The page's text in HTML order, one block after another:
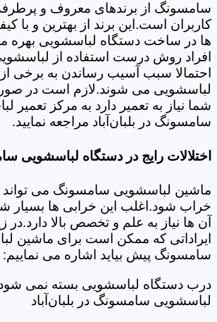
سامسونگ از برندهای معروف و
کاربران است.این برند از بهترین و با
ها در ساخت دستگاه لباسشویی بهره
افراد روش درست استفاده از لباسشویی
احتمالا سبب آسیب رساندن به برخی
لباسشویی می شوند.لازم است در
شما نیاز به تعمیر دارد به مرکز تعمیر
سامسونگ در بلبان‌آباد مراجعه نمایید.
اختلالات رایج در دستگاه لباسشویی
ماشین لباسشویی سامسونگ می تواند
خراب شود.اغلب این خرابی ها بسیار
آن ها نیاز به علم و تخصص بالا دارد.در
ایراداتی که ممکن است برای ماشین
سامسونگ پیش بیاید اشاره می نماییم:
درب دستگاه لباسشویی بسته نمی شود
لباسشویی سامسونگ در بلبان‌آباد